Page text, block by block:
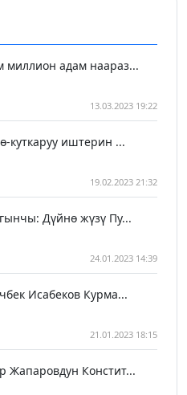
адам наараз...
13.03.2023 19:22
куткаруу иштерин ...
19.02.2023 21:32
Дүйнө жүзү Пу...
24.01.2023 14:39
Исабеков Курма...
21.01.2023 18:15
Констит...